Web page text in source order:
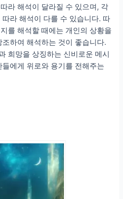
라 해석이 달라질 수 있으며, 각
라 해석이 다를 수 있습니다. 따
를 해석할 때에는 개인의 상황을
하여 해석하는 것이 좋습니다.
희망을 상징하는 신비로운 메시
에게 위로와 용기를 전해주는